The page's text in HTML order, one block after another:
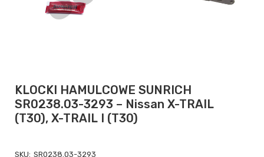
KLOCKI HAMULCOWE SUNRICH
SR0238.03-3293 – Nissan X-TRAIL
(T30), X-TRAIL I (T30)
SKU: SR0238.03-3293